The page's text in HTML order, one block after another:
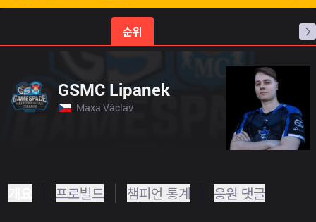
순위 프로빌
GSMC Lipanek
Maxa Václav
프로빌드 챔피언 통계 응원 댓글